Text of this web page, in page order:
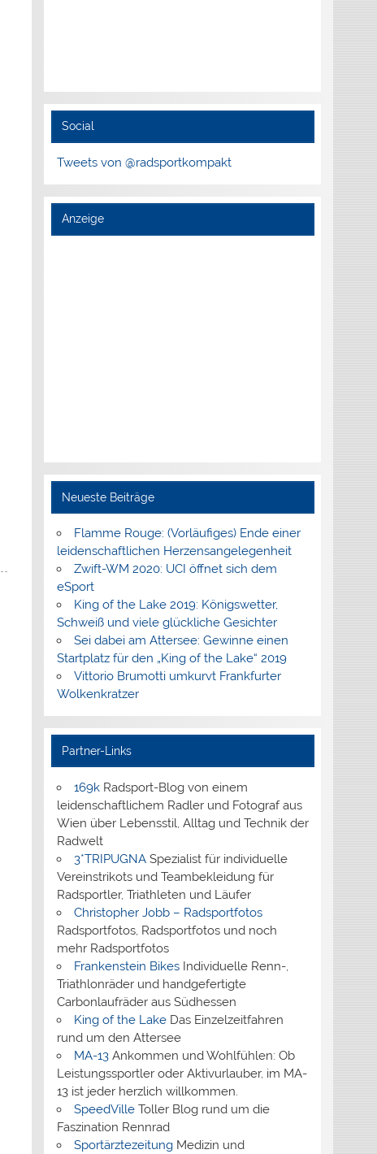
Social
Tweets von @radsportkompakt
Anzeige
Neueste Beiträge
Flamme Rouge: (Vorläufiges) Ende einer
leidenschaftlichen Herzensangelegenheit
Zwift-WM 2020: UCI öffnet sich dem
eSport
King of the Lake 2019: Königswetter,
Schweiß und viele glückliche Gesichter
Sei dabei am Attersee: Gewinne einen
Startplatz für den „King of the Lake“ 2019
Vittorio Brumotti umkurvt Frankfurter
Wolkenkratzer
Partner-Links
169kRadsport-Blog von einem
leidenschaftlichem Radler und Fotograf aus
Wien über Lebensstil, Alltag und Technik der
Radwelt
3*TRIPUGNASpezialist für individuelle
Vereinstrikots und Teambekleidung für
Radsportler, Triathleten und Läufer
Christopher Jobb – Radsportfotos
Radsportfotos, Radsportfotos und noch
mehr Radsportfotos
Frankenstein BikesIndividuelle Renn-,
Triathlonräder und handgefertigte
Carbonlaufräder aus Südhessen
King of the LakeDas Einzelzeitfahren
rund um den Attersee
MA-13Ankommen und Wohlfühlen: Ob
Leistungssportler oder Aktivurlauber, im MA-
13 ist jeder herzlich willkommen.
SpeedVilleToller Blog rund um die
Faszination Rennrad
SportärztezeitungMedizin und